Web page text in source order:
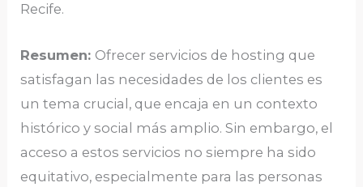
Recife.
Resumen: Ofrecer servicios de hosting que
satisfagan las necesidades de los clientes es
un tema crucial, que encaja en un contexto
histórico y social más amplio. Sin embargo, el
acceso a estos servicios no siempre ha sido
equitativo, especialmente para las personas